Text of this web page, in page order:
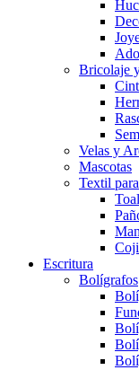
Bricolaje
Velas y
Mascotas
Textil
Escritura
Bolígrafos